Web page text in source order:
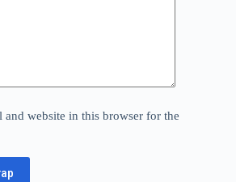
and website in this browser for the